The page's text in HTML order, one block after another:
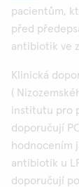
pacientům,
před
antibiotik ve
Klinická
(
institutu pro
doporučují
hodnocením
antibiotik u
doporučují